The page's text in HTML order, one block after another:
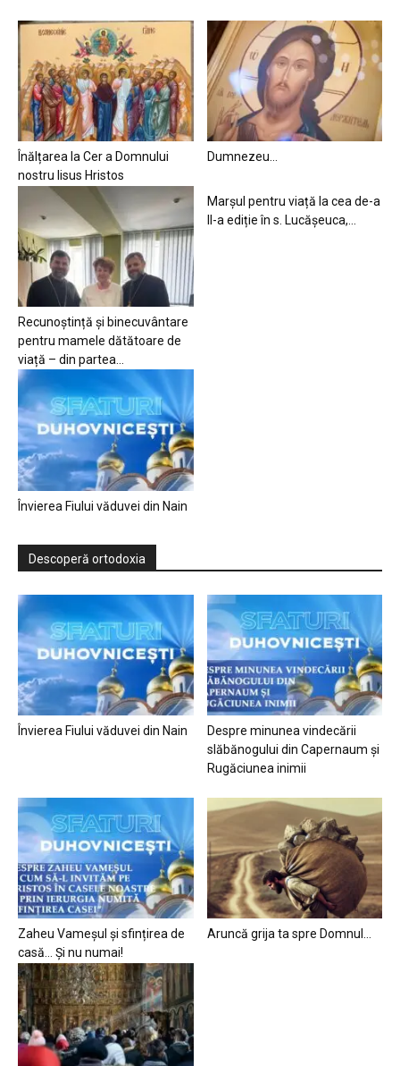
Înălțarea la Cer a Domnului
nostru Iisus Hristos
Dumnezeu…
Recunoștință și binecuvântare
pentru mamele dătătoare de
viață – din partea...
Marșul pentru viață la cea de-a
II-a ediție în s. Lucășeuca,...
Învierea Fiului văduvei din Nain
Descoperă ortodoxia
Învierea Fiului văduvei din Nain
Despre minunea vindecării
slăbănogului din Capernaum și
Rugăciunea inimii
Zaheu Vameșul și sfințirea de
casă… Și nu numai!
Aruncă grija ta spre Domnul…